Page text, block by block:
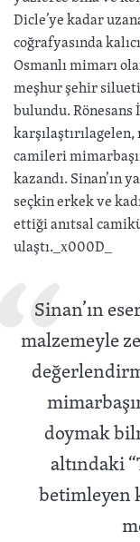
Dicle’ye kadar
coğrafyasında
Osmanlı mimarı
meşhur şehir
bulundu. Rönesans
camileri
kazandı. Sinan’ın
seçkin erkek ve
ettiği anıtsal
ulaştı._x000D_
Sinan’ın
malzemeyle
doymak
altındaki
betimleyen